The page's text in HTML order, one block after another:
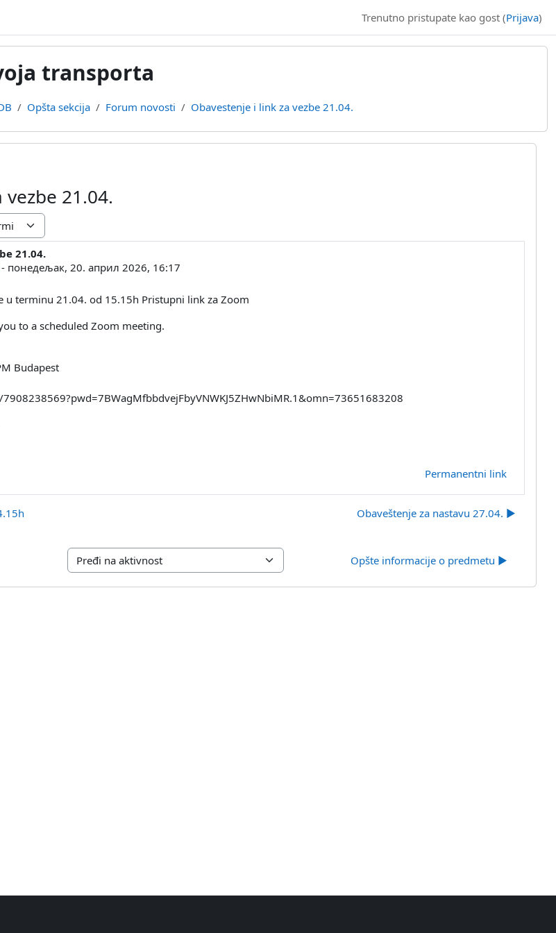
Trenutno pristupate kao gost (Prijava)
transporta
Opšta sekcija Forum novosti Obavestenje i link za vezbe 21.04.
21.04.
21.04.
- понедељак, 20. април 2026, 16:17
u terminu 21.04. od 15.15h Pristupni link za Zoom
to a scheduled Zoom meeting.
Budapest
Permanentni link
Obaveštenje za nastavu 27.04. ▶︎
Pređi na aktivnost Opšte informacije o predmetu ▶︎